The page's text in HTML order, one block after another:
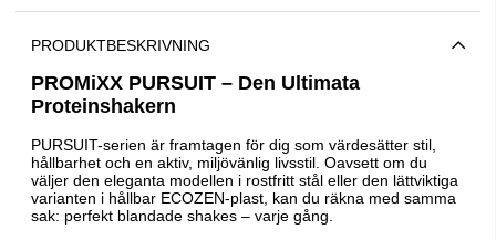
PRODUKTBESKRIVNING
PROMiXX PURSUIT – Den Ultimata
Proteinshakern
PURSUIT-serien är framtagen för dig som värdesätter stil,
hållbarhet och en aktiv, miljövänlig livsstil. Oavsett om du
väljer den eleganta modellen i rostfritt stål eller den lättviktiga
varianten i hållbar ECOZEN-plast, kan du räkna med samma
sak: perfekt blandade shakes – varje gång.